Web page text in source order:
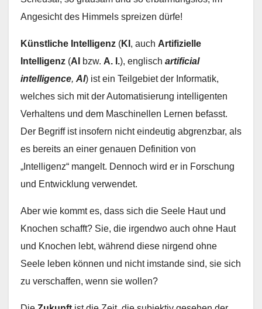
Angesicht des Himmels spreizen dürfe!
Künstliche Intelligenz (KI , auch Artifizielle
Intelligenz (AI bzw. A. I.), englisch artificial
intelligence, AI) ist ein Teilgebiet der Informatik,
welches sich mit der Automatisierung intelligenten
Verhaltens und dem Maschinellen Lernen befasst.
Der Begriff ist insofern nicht eindeutig abgrenzbar, als
es bereits an einer genauen Definition von
„Intelligenz“ mangelt. Dennoch wird er in Forschung
und Entwicklung verwendet.
Aber wie kommt es, dass sich die Seele Haut und
Knochen schafft? Sie, die irgendwo auch ohne Haut
und Knochen lebt, während diese nirgend ohne
Seele leben können und nicht imstande sind, sie sich
zu verschaffen, wenn sie wollen?